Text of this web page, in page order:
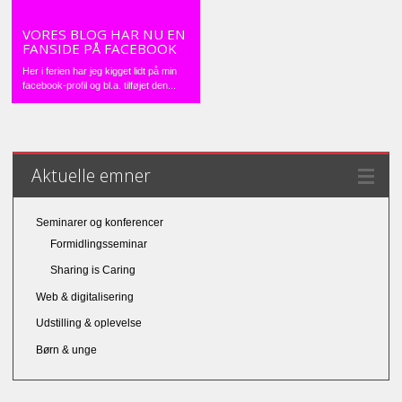
VORES BLOG HAR NU EN
FANSIDE PÅ FACEBOOK
Her i ferien har jeg kigget lidt på min
facebook-profil og bl.a. tilføjet den...
Aktuelle emner
Seminarer og konferencer
Formidlingsseminar
Sharing is Caring
Web & digitalisering
Udstilling & oplevelse
Børn & unge